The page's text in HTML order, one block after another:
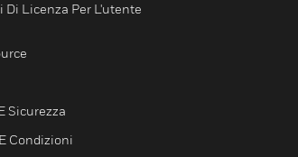
Di Licenza Per L'utente
Sicurezza
Condizioni